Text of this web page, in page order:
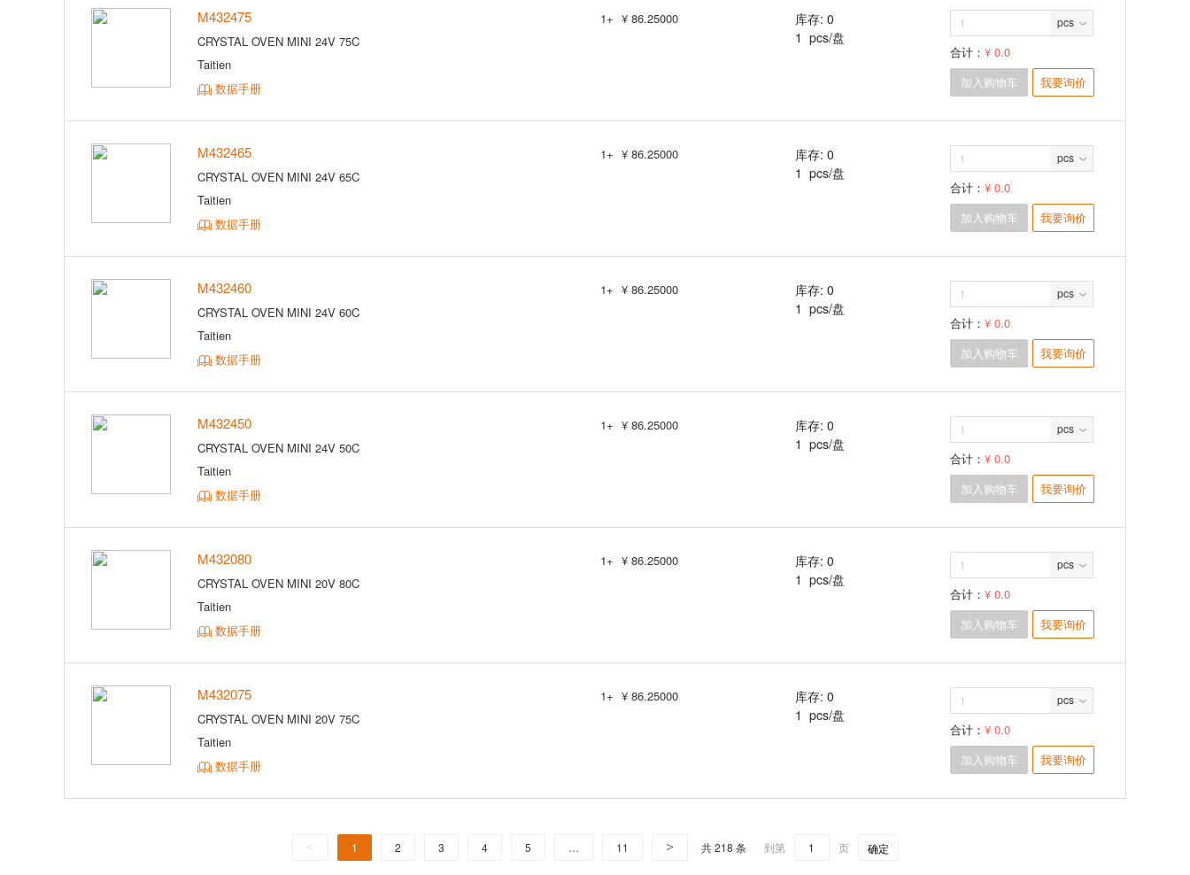
M432475
CRYSTAL OVEN MINI 24V 75C
Taitien
数据手册
1+ ¥ 86.25000
库存: 0
1 pcs/盘
pcs
合计： ¥ 0.0
加入购物车
我要询价
M432465
CRYSTAL OVEN MINI 24V 65C
Taitien
数据手册
1+ ¥ 86.25000
库存: 0
1 pcs/盘
pcs
合计： ¥ 0.0
加入购物车
我要询价
M432460
CRYSTAL OVEN MINI 24V 60C
Taitien
数据手册
1+ ¥ 86.25000
库存: 0
1 pcs/盘
pcs
合计： ¥ 0.0
加入购物车
我要询价
M432450
CRYSTAL OVEN MINI 24V 50C
Taitien
数据手册
1+ ¥ 86.25000
库存: 0
1 pcs/盘
pcs
合计： ¥ 0.0
加入购物车
我要询价
M432080
CRYSTAL OVEN MINI 20V 80C
Taitien
数据手册
1+ ¥ 86.25000
库存: 0
1 pcs/盘
pcs
合计： ¥ 0.0
加入购物车
我要询价
M432075
CRYSTAL OVEN MINI 20V 75C
Taitien
数据手册
1+ ¥ 86.25000
库存: 0
1 pcs/盘
pcs
合计： ¥ 0.0
加入购物车
我要询价
< 1 2 3 4 5 … 11 > 共 218 条 到第 页 确定